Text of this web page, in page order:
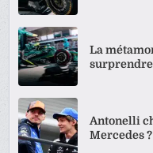
La
surprendre
Antonelli
Mercedes